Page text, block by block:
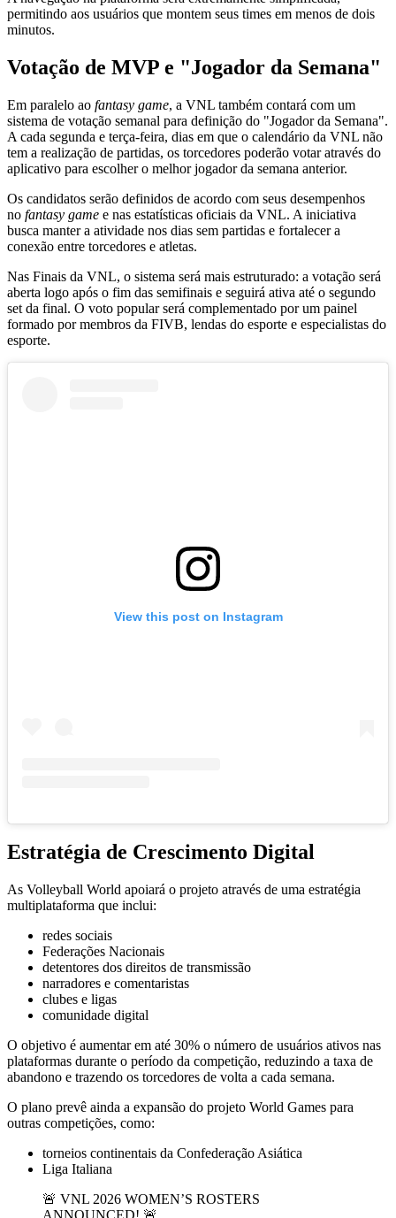
permitindo aos usuários que montem seus times em menos de dois
minutos.
Votação de MVP e "Jogador da Semana"
Em paralelo ao fantasy game, a VNL também contará com um
sistema de votação semanal para definição do "Jogador da Semana".
A cada segunda e terça-feira, dias em que o calendário da VNL não
tem a realização de partidas, os torcedores poderão votar através do
aplicativo para escolher o melhor jogador da semana anterior.
Os candidatos serão definidos de acordo com seus desempenhos
no fantasy game e nas estatísticas oficiais da VNL. A iniciativa
busca manter a atividade nos dias sem partidas e fortalecer a
conexão entre torcedores e atletas.
Nas Finais da VNL, o sistema será mais estruturado: a votação será
aberta logo após o fim das semifinais e seguirá ativa até o segundo
set da final. O voto popular será complementado por um painel
formado por membros da FIVB, lendas do esporte e especialistas do
esporte.
View this post on Instagram
Estratégia de Crescimento Digital
As Volleyball World apoiará o projeto através de uma estratégia
multiplataforma que inclui:
redes sociais
Federações Nacionais
detentores dos direitos de transmissão
narradores e comentaristas
clubes e ligas
comunidade digital
O objetivo é aumentar em até 30% o número de usuários ativos nas
plataformas durante o período da competição, reduzindo a taxa de
abandono e trazendo os torcedores de volta a cada semana.
O plano prevê ainda a expansão do projeto World Games para
outras competições, como:
torneios continentais da Confederação Asiática
Liga Italiana
🚨 VNL 2026 WOMEN’S ROSTERS